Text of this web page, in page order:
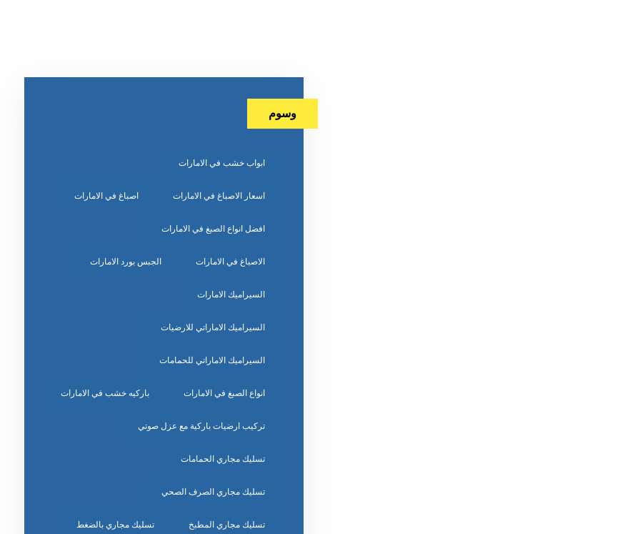
وسوم
ابواب خشب في الامارات
اسعار الاصباغ في الامارات اصباغ في الامارات
افضل انواع الصبغ في الامارات
الاصباغ في الامارات الجبس بورد الامارات
السيراميك الامارات
السيراميك الاماراتي للارضيات
السيراميك الاماراتي للحمامات
انواع الصبغ في الامارات باركيه خشب في الامارات
تركيب ارضيات باركية مع عزل صوتي
تسليك مجاري الحمامات
تسليك مجاري الصرف الصحي
تسليك مجاري المطبخ تسليك مجاري بالضغط